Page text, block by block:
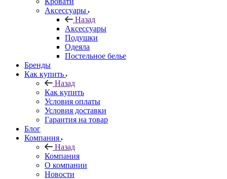
Аксессуары
Назад
Аксессуары
Подушки
Одеяла
Постельное белье
Бренды
Как купить
Назад
Как купить
Условия оплаты
Условия доставки
Гарантия на товар
Блог
Компания
Назад
Компания
О компании
Новости